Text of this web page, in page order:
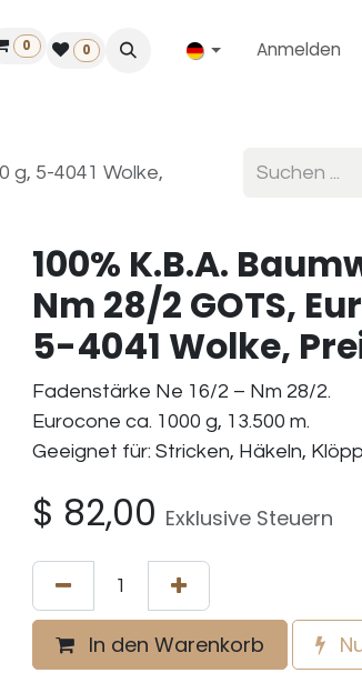
einen Händler
0 0 Anmelden
g, 5-4041 Wolke,
100% K.B.A.
Nm 28/2 GOTS,
5-4041 Wolke,
Fadenstärke Ne 16/2 – Nm 28/2.
Eurocone ca. 1000 g, 13.500 m.
Geeignet für: Stricken, Häkeln,
$ 82,00 Exklusive Steuern
In den Warenkorb